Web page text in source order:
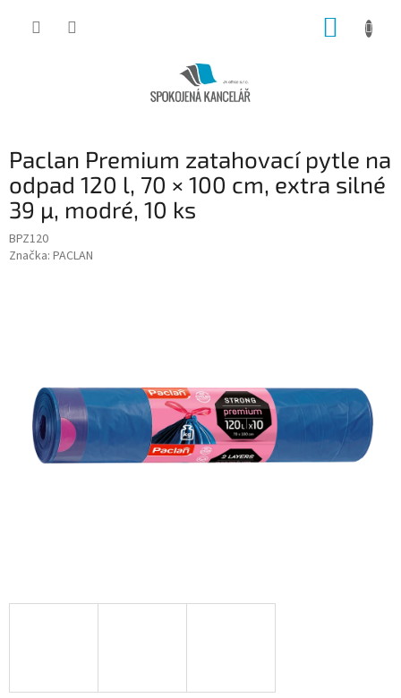
Paclan Premium zatahovací pytle na
odpad 120 l, 70 × 100 cm, extra silné
39 µ, modré, 10 ks
BPZ120
Značka: PACLAN